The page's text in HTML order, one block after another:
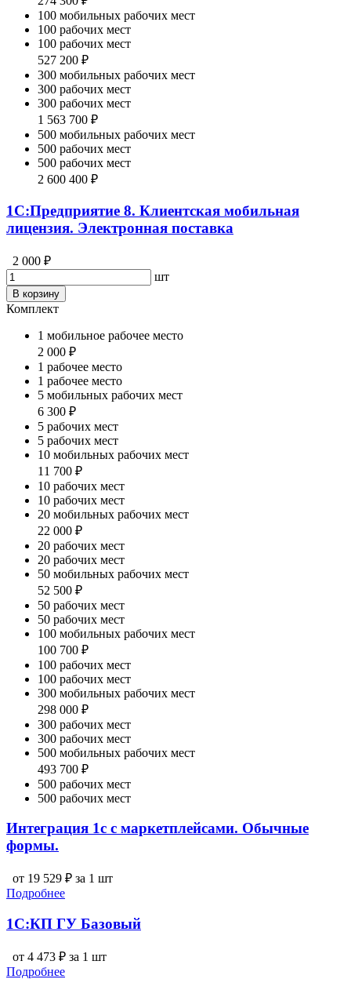
100 мобильных рабочих мест
100 рабочих мест
100 рабочих мест
527 200 ₽
300 мобильных рабочих мест
300 рабочих мест
300 рабочих мест
1 563 700 ₽
500 мобильных рабочих мест
500 рабочих мест
500 рабочих мест
2 600 400 ₽
1С:Предприятие 8. Клиентская мобильная
лицензия. Электронная поставка
2 000 ₽
шт
В корзину
Комплект
1 мобильное рабочее место
2 000 ₽
1 рабочее место
1 рабочее место
5 мобильных рабочих мест
6 300 ₽
5 рабочих мест
5 рабочих мест
10 мобильных рабочих мест
11 700 ₽
10 рабочих мест
10 рабочих мест
20 мобильных рабочих мест
22 000 ₽
20 рабочих мест
20 рабочих мест
50 мобильных рабочих мест
52 500 ₽
50 рабочих мест
50 рабочих мест
100 мобильных рабочих мест
100 700 ₽
100 рабочих мест
100 рабочих мест
300 мобильных рабочих мест
298 000 ₽
300 рабочих мест
300 рабочих мест
500 мобильных рабочих мест
493 700 ₽
500 рабочих мест
500 рабочих мест
Интеграция 1с с маркетплейсами. Обычные
формы.
от 19 529 ₽ за 1 шт
Подробнее
1С:КП ГУ Базовый
от 4 473 ₽ за 1 шт
Подробнее